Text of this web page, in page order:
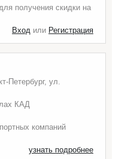
получения скидки на
Вход или Регистрация
Петербург, ул.
КАД
компаний
узнать подробнее